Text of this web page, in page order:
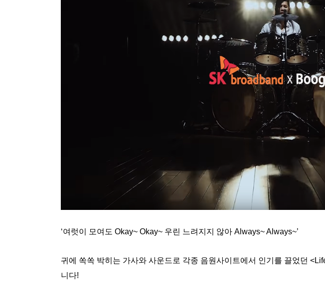
‘여럿이 모여도 Okay~ Okay~ 우린 느려지지 않아 Always~ Always~’
귀에 쏙쏙 박히는 가사와 사운드로 각종 음원사이트에서 인기를 끌었던
니다!